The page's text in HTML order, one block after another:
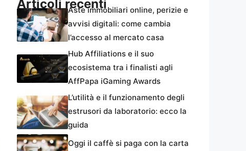
Articoli recentiAste immobiliari online, perizie e
avvisi digitali: come cambia
l’accesso al mercato casa
Hub Affiliations e il suo
ecosistema tra i finalisti agli
AffPapa iGaming Awards
L’utilità e il funzionamento degli
estrusori da laboratorio: ecco la
guida
Oggi il caffè si paga con la carta